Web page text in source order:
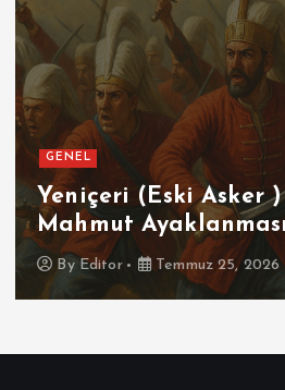
GENEL
Futbolun Zirvesinde
İspanya
ByEditor Temmuz 16, 2026